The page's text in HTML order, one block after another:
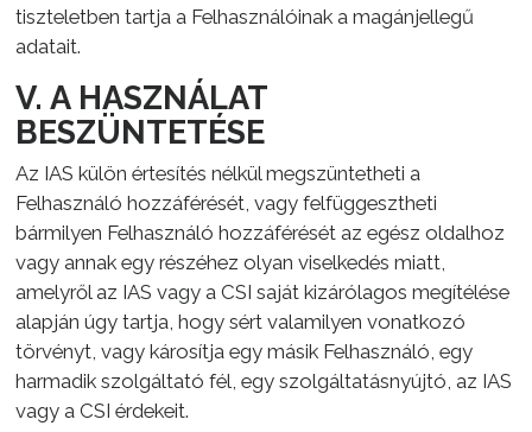
tiszteletben tartja a Felhasználóinak a magánjellegű
adatait.
V. A HASZNÁLAT
BESZÜNTETÉSE
Az IAS külön értesítés nélkül megszüntetheti a
Felhasználó hozzáférését, vagy felfüggesztheti
bármilyen Felhasználó hozzáférését az egész oldalhoz
vagy annak egy részéhez olyan viselkedés miatt,
amelyről az IAS vagy a CSI saját kizárólagos megítélése
alapján úgy tartja, hogy sért valamilyen vonatkozó
törvényt, vagy károsítja egy másik Felhasználó, egy
harmadik szolgáltató fél, egy szolgáltatásnyújtó, az IAS
vagy a CSI érdekeit.